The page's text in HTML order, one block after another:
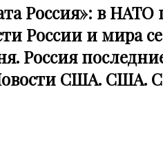
Россия»: в
России и мира
Россия
США. США.